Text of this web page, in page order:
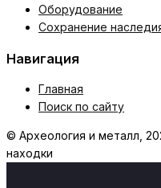
Оборудование
Сохранение
Навигация
Главная
Поиск по сайту
© Археология и металл,
находки